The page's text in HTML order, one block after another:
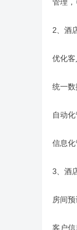
管理，
2、酒
优化客
统一数
自动
信息化
3、酒
房间
客户信